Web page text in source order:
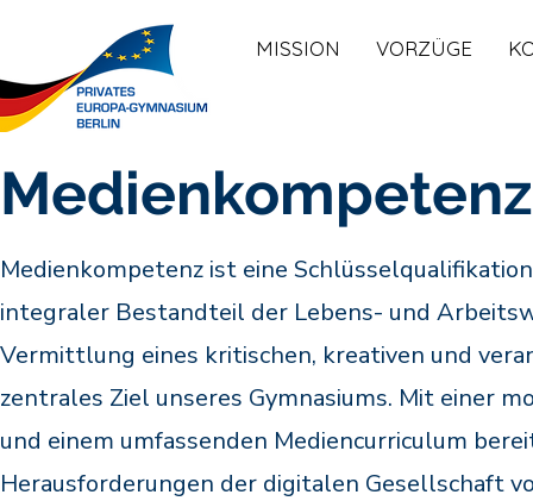
MISSION VORZÜGE
Medienkompetenz ist eine
integraler Bestandteil der Lebens- und
Vermittlung eines kritischen, kreativen und
zentrales Ziel unseres Gymnasiums. Mit einer
und einem umfassenden Mediencurriculum
Herausforderungen der digitalen Gesellschaft